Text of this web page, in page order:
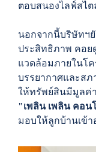
ตอบสนอง ไลฟ์สไ
นอกจากนี้บริษัทฯ
ประสิทธิภาพ คอย
แวดล้อมภายในโค
บรรยากาศและส
ให้ทรัพย์สินมีมูลค่
"เพลิน เพลิน คอน
มอบให้ลูกบ้านเข้า